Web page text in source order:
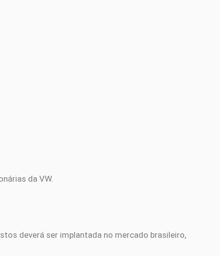
da VW.
deverá ser implantada no mercado brasileiro,